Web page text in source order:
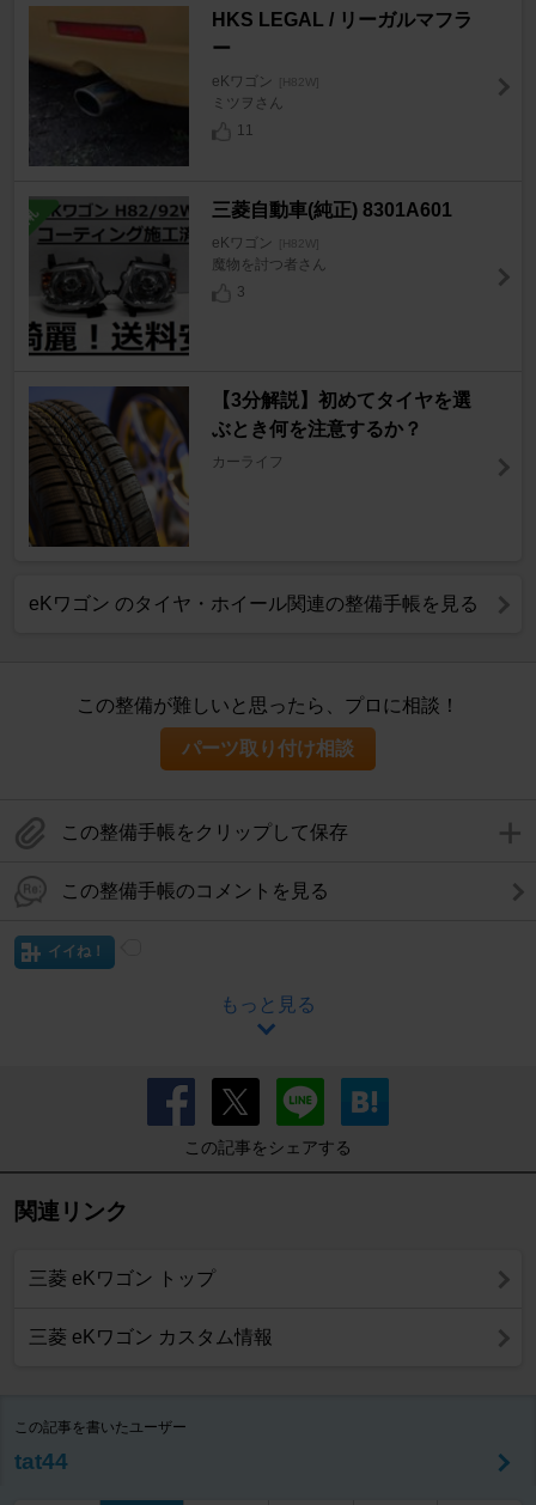
HKS LEGAL / リーガルマフラ
ー
eKワゴン [H82W]
ミツヲさん
11
三菱自動車(純正) 8301A601
eKワゴン [H82W]
魔物を討つ者さん
3
【3分解説】初めてタイヤを選
ぶとき何を注意するか？
カーライフ
eKワゴン のタイヤ・ホイール関連の整備手帳を見る
この整備が難しいと思ったら、プロに相談！
パーツ取り付け相談
この整備手帳をクリップして保存
この整備手帳のコメントを見る
イイね！
もっと見る
この記事をシェアする
関連リンク
三菱 eKワゴン トップ
三菱 eKワゴン カスタム情報
この記事を書いたユーザー
tat44